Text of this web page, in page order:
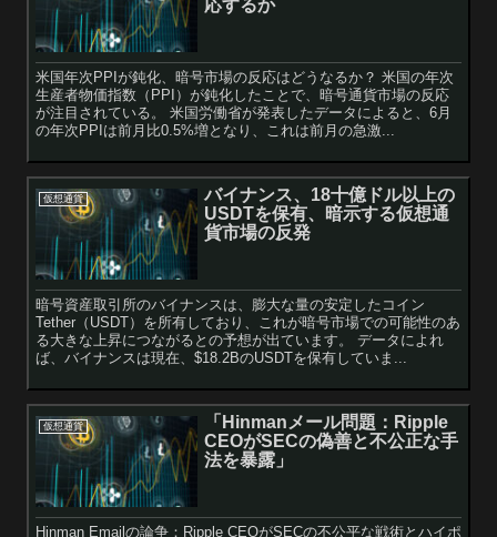
応するか
米国年次PPIが鈍化、暗号市場の反応はどうなるか？ 米国の年次
生産者物価指数（PPI）が鈍化したことで、暗号通貨市場の反応
が注目されている。 米国労働省が発表したデータによると、6月
の年次PPIは前月比0.5%増となり、これは前月の急激...
仮想通貨
バイナンス、18十億ドル以上の
USDTを保有、暗示する仮想通
貨市場の反発
暗号資産取引所のバイナンスは、膨大な量の安定したコイン
Tether（USDT）を所有しており、これが暗号市場での可能性のあ
る大きな上昇につながるとの予想が出ています。 データによれ
ば、バイナンスは現在、$18.2BのUSDTを保有していま...
仮想通貨
「Hinmanメール問題：Ripple
CEOがSECの偽善と不公正な手
法を暴露」
Hinman Emailの論争：Ripple CEOがSECの不公平な戦術とハイポ